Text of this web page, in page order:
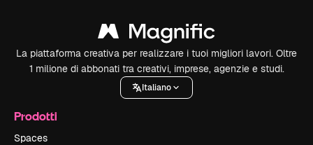
La piattaforma creativa per realizzare i tuoi migliori lavori. Oltre
1 milione di abbonati tra creativi, imprese, agenzie e studi.
Italiano
Prodotti
Spaces